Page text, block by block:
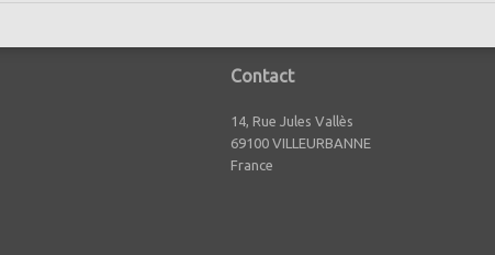
Contact
14, Rue Jules Vallès
69100 VILLEURBANNE
France